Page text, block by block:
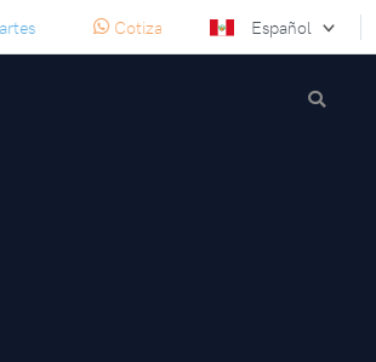
Cotiza por WhatsApp con atencion
Español